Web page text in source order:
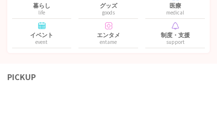
暮らし
life
グッズ
goods
医療
medical
イベント
event
エンタメ
entame
制度・支援
support
PICKUP